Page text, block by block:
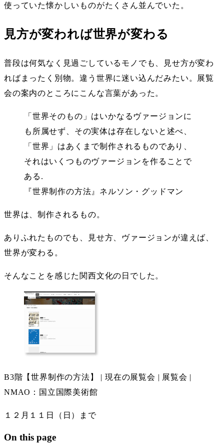
使っていた懐かしいものがたくさん並んでいた。
見方が変われば世界が変わる
普段は何気なく見過ごしているモノでも、見せ方が変わ
ればまったく別物。違う世界に迷い込んだみたい。展覧
会の案内のところにこんな言葉があった。
「世界そのもの」はいかなるヴァージョンに
も所属せず、その実体は存在しないと述べ、
「世界」はあくまで制作されるものであり、
それはいくつものヴァージョンを作ることで
ある.
『世界制作の方法』ネルソン・グッドマン
世界は、制作されるもの。
ありふれたものでも、見せ方、ヴァージョンが違えば、
世界が変わる。
そんなことを感じた関西文化の日でした。
B3階【世界制作の方法】 | 現在の展覧会 | 展覧会 |
NMAO：国立国際美術館
１２月１１日（日）まで
On this page